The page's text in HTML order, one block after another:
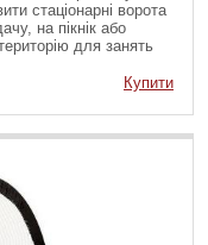
стаціонарні ворота
на пікнік або
для занять
Купити